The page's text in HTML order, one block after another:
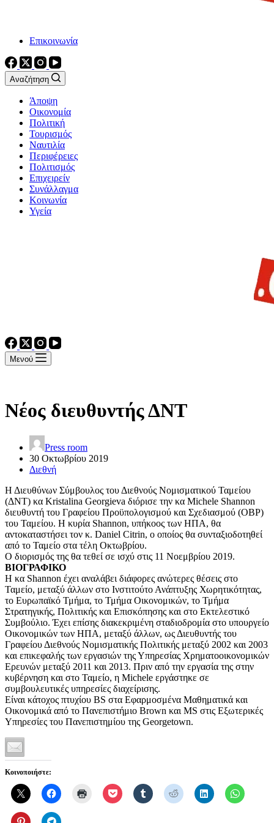
Επικοινωνία
Αναζήτηση
Άποψη
Οικονομία
Πολιτική
Τουρισμός
Ναυτιλία
Περιφέρειες
Πολιτισμός
Επιχειρείν
Συνάλλαγμα
Κοινωνία
Υγεία
Μενού
Νέος διευθυντής ΔΝΤ
Press room
30 Οκτωβρίου 2019
Διεθνή
Η Διευθύνων Σύμβουλος του Διεθνούς Νομισματικού Ταμείου
(ΔΝΤ) κα Kristalina Georgieva διόρισε την κα Michele Shannon
διευθυντή του Γραφείου Προϋπολογισμού και Σχεδιασμού (OBP)
του Ταμείου. Η κυρία Shannon, υπήκοος των ΗΠΑ, θα
αντοκαταστήσει τον κ. Daniel Citrin, ο οποίος θα συνταξιοδοτηθεί
από το Ταμείο στα τέλη Οκτωβρίου.
Ο διορισμός της θα τεθεί σε ισχύ στις 11 Νοεμβρίου 2019.
ΒΙΟΓΡΑΦΙΚΟ
Η κα Shannon έχει αναλάβει διάφορες ανώτερες θέσεις στο
Ταμείο, μεταξύ άλλων στο Ινστιτούτο Ανάπτυξης Χωρητικότητας,
το Ευρωπαϊκό Τμήμα, το Τμήμα Οικονομικών, το Τμήμα
Στρατηγικής, Πολιτικής και Επισκόπησης και στο Εκτελεστικό
Συμβούλιο. Έχει επίσης διακεκριμένη σταδιοδρομία στο υπουργείο
Οικονομικών των ΗΠΑ, μεταξύ άλλων, ως Διευθυντής του
Γραφείου Διεθνούς Νομισματικής Πολιτικής μεταξύ 2002 και 2003
και επικεφαλής των εργασιών της Υπηρεσίας Χρηματοοικονομικών
Ερευνών μεταξύ 2011 και 2013. Πριν από την εργασία της στην
κυβέρνηση και στο Ταμείο, η Michele εργάστηκε σε
συμβουλευτικές υπηρεσίες διαχείρισης.
Είναι κάτοχος πτυχίου BS στα Εφαρμοσμένα Μαθηματικά και
Οικονομικά από το Πανεπιστήμιο Brown και MS στις Εξωτερικές
Υπηρεσίες του Πανεπιστημίου της Georgetown.
Κοινοποιήστε: